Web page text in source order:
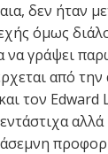
δεν ήταν
όμως
γράψει
από την
τον Edward
αλλά